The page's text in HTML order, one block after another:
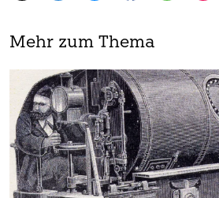
Mehr zum Thema